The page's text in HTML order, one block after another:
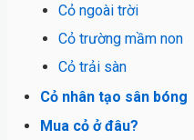
Cỏ ngoài trời
Cỏ trường mầm non
Cỏ trải sàn
Cỏ nhân tạo sân bóng
Mua cỏ ở đâu?